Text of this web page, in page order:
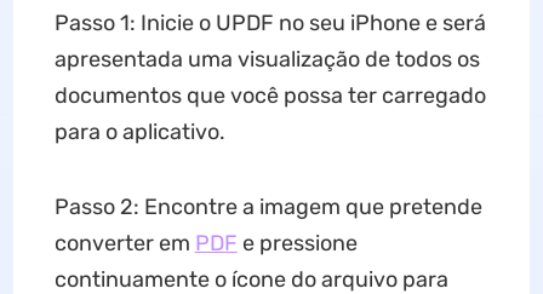
Passo 1: Inicie o UPDF no seu iPhone e será
apresentada uma visualização de todos os
documentos que você possa ter carregado
para o aplicativo.
Passo 2: Encontre a imagem que pretende
converter em PDF e pressione
continuamente o ícone do arquivo para